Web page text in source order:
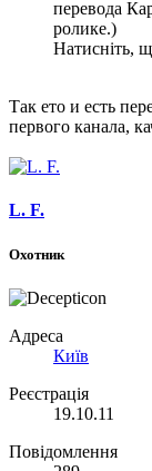
перевода
ролике.)
Натисніть,
Так ето и есть
первого канала,
L. F.
Охотник
Адреса
Київ
Реєстрація
19.10.11
Повідомлення